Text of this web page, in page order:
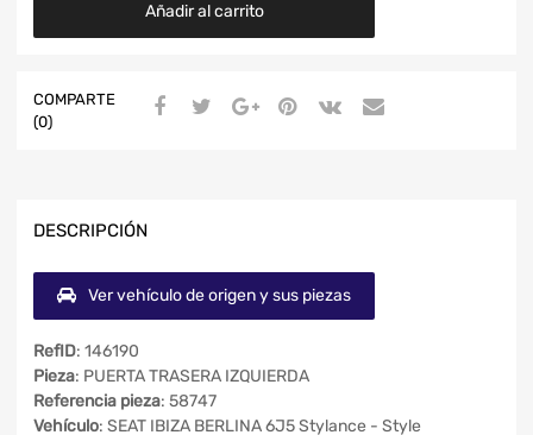
Añadir al carrito
COMPARTE
(0)
DESCRIPCIÓN
Ver vehículo de origen y sus piezas
RefID: 146190
Pieza: PUERTA TRASERA IZQUIERDA
Referencia pieza: 58747
Vehículo: SEAT IBIZA BERLINA 6J5 Stylance - Style